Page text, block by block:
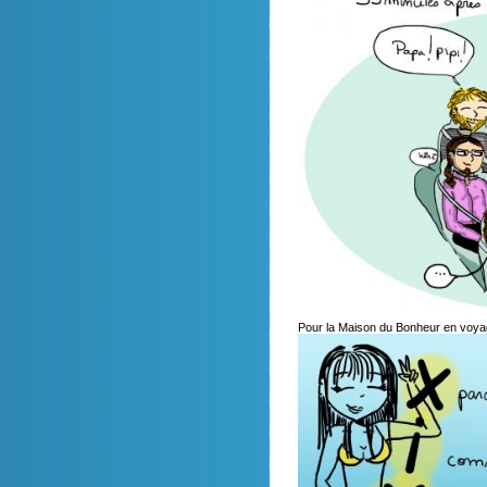
Pour la Maison du Bonheur en